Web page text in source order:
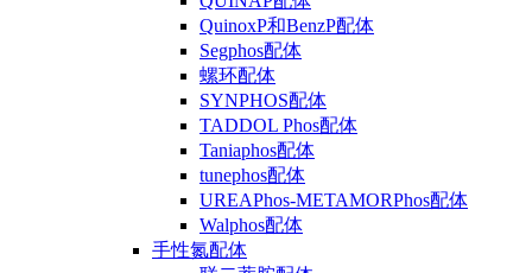
QuinoxP和BenzP配体
Segphos配体
螺环配体
SYNPHOS配体
TADDOL Phos配体
Taniaphos配体
tunephos配体
UREAPhos-METAMORPhos配体
Walphos配体
手性氮配体